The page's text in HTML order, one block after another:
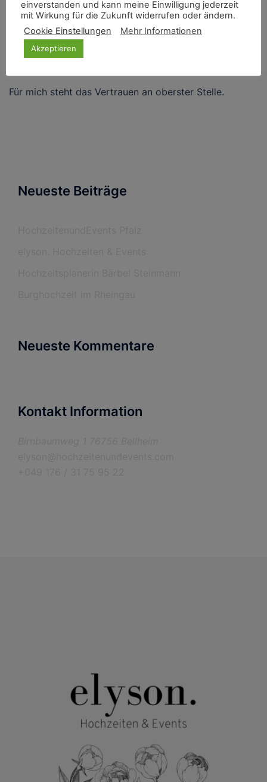
Hochzeitsplanerin Bärbel Steinmann
Für mich steht das Vertrauen an oberster Stelle.
Neueste Beiträge
Neueste Kommentare
Kontakt Information
einverstanden und kann meine Einwilligung jederzeit
mit Wirkung für die Zukunft widerrufen oder ändern.
Cookie Einstellungen
Mehr Informationen
Akzeptieren